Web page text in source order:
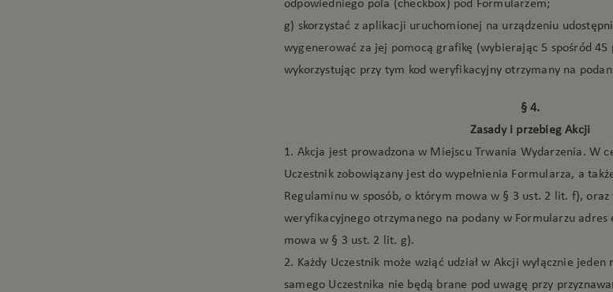
g) skorzystać z aplikacji uruchomionej na urządzeniu
wygenerować za jej pomocą grafikę (wybierając 5 spośród 45
wykorzystując przy tym kod weryfikacyjny otrzymany na
§ 4.
Zasady i przebieg Akcji
1. Akcja jest prowadzona w Miejscu Trwania Wydarzenia. W
Uczestnik zobowiązany jest do wypełnienia Formularza, a
Regulaminu w sposób, o którym mowa w § 3 ust. 2 lit. f), oraz
weryfikacyjnego otrzymanego na podany w Formularzu
mowa w § 3 ust. 2 lit. g).
2. Każdy Uczestnik może wziąć udział w Akcji wyłącznie jeden
samego Uczestnika nie będą brane pod uwagę przy